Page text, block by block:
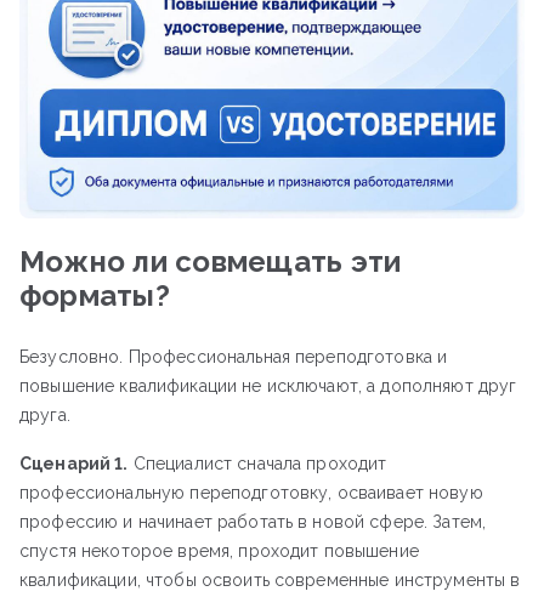
Можно ли совмещать эти
форматы?
Безусловно. Профессиональная переподготовка и
повышение квалификации не исключают, а дополняют друг
друга.
Сценарий 1. Специалист сначала проходит
профессиональную переподготовку, осваивает новую
профессию и начинает работать в новой сфере. Затем,
спустя некоторое время, проходит повышение
квалификации, чтобы освоить современные инструменты в